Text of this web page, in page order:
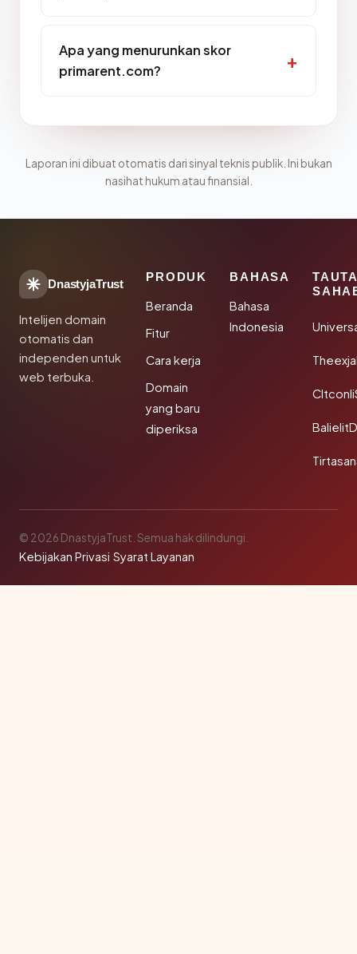
Apa yang menurunkan skor
primarent.com?
Laporan ini dibuat otomatis dari sinyal teknis publik. Ini bukan
nasihat hukum atau finansial.
DnastyjaTrust
Intelijen domain
otomatis dan
independen untuk
web terbuka.
PRODUK
Beranda
Fitur
Cara kerja
Domain
yang baru
diperiksa
BAHASA
Bahasa
Indonesia
© 2026 DnastyjaTrust. Semua hak dilindungi.
Kebijakan Privasi·Syarat Layanan